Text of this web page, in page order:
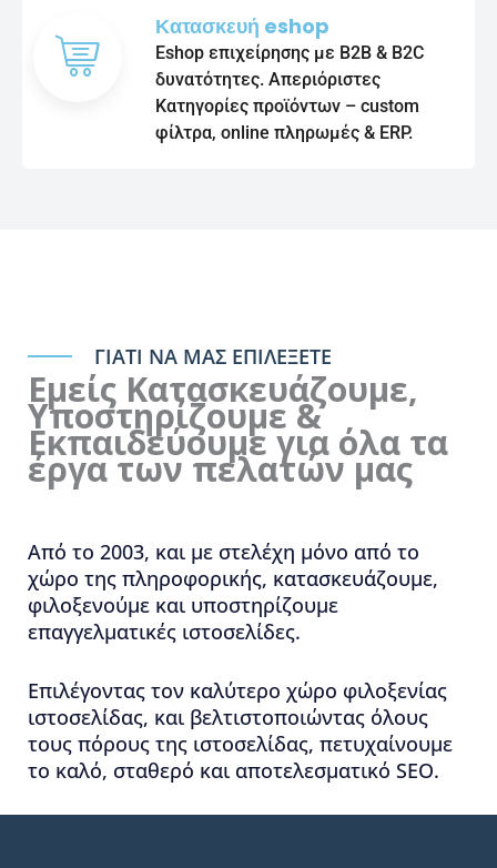
Κατασκευή eshop
Eshop επιχείρησης με B2B & B2C
δυνατότητες. Απεριόριστες
Κατηγορίες προϊόντων – custom
φίλτρα, online πληρωμές & ERP.
ΓΙΑΤΙ ΝΑ ΜΑΣ ΕΠΙΛΕΞΕΤΕ
Εμείς Κατασκευάζουμε,
Υποστηρίζουμε &
Εκπαιδεύουμε για όλα τα
έργα των πελατών μας
Από το 2003, και με στελέχη μόνο από το
χώρο της πληροφορικής, κατασκευάζουμε,
φιλοξενούμε και υποστηρίζουμε
επαγγελματικές ιστοσελίδες.
Επιλέγοντας τον καλύτερο χώρο φιλοξενίας
ιστοσελίδας, και βελτιστοποιώντας όλους
τους πόρους της ιστοσελίδας, πετυχαίνουμε
το καλό, σταθερό και αποτελεσματικό SEO.